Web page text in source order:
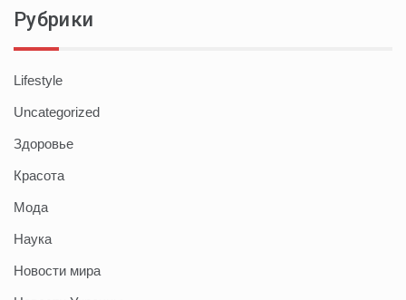
Рубрики
Lifestyle
Uncategorized
Здоровье
Красота
Мода
Наука
Новости мира